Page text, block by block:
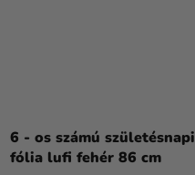
6 - os számú születésnapi
fólia lufi fehér 86 cm